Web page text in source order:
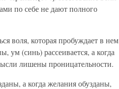
по себе не дают полного
воля, которая пробуждает в нем
(синь) рассеивается, а когда
лишены проницательности.
а когда желания обузданы,